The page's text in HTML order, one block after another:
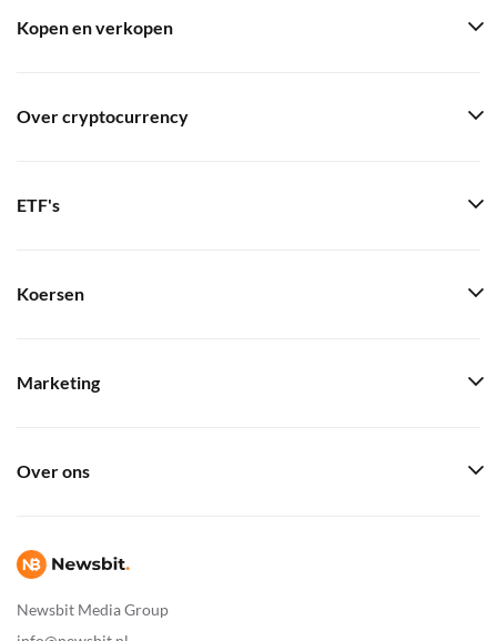
Newsbit Media Group
Kopen en verkopen
Over cryptocurrency
ETF's
Koersen
Marketing
Over ons